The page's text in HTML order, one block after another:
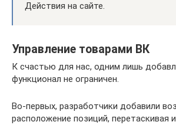
Действия на сайте.
Управление товарами ВК
К счастью для нас, одним лишь
функционал не ограничен.
Во-первых, разработчики добавили
расположение позиций, перетаскивая